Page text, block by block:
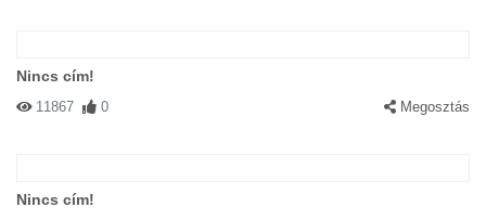
Nincs cím!
11867 0 Megosztás
Nincs cím!